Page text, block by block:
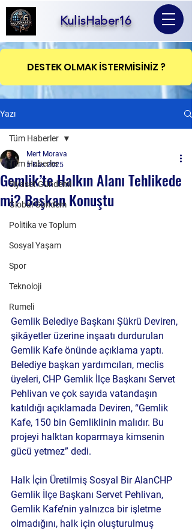
KulisHaber16
DESTEK OLMAK İSTERMİSİNİZ ?
Yazı
Tüm Haberler
Siyaset Gündemi
Global Gündem
Politika ve Toplum
Sosyal Yaşam
Spor
Teknoloji
Rumeli
Tüm Haberler
Gemlik’te Halkın Alanı Tehlikede
mi? Başkan Konuştu
Mert Morava
5 Kas 2025
Gemlik Belediye Başkanı Şükrü Deviren,
şikâyetler üzerine inşaatı durdurulan
Gemlik Kafe önünde açıklama yaptı.
Belediye başkan yardımcıları, meclis
üyeleri, CHP Gemlik İlçe Başkanı Servet
Pehlivan ve çok sayıda vatandaşın
katıldığı açıklamada Deviren, “Gemlik
Kafe, 150 bin Gemliklinin malıdır. Bu
projeyi halktan koparmaya kimsenin
gücü yetmez” dedi.
Halk İçin Üretilmiş Sosyal Bir AlanCHP
Gemlik İlçe Başkanı Servet Pehlivan,
Gemlik Kafe’nin yalnızca bir işletme
olmadığını, halk için oluşturulmuş